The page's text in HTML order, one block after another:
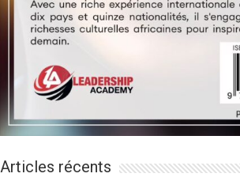
Articles récents